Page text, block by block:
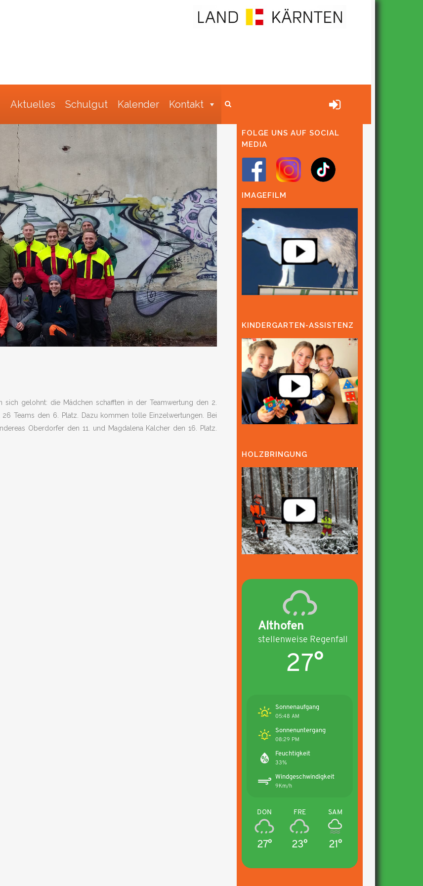
Aktuelles Schulgut Kalender Kontakt
sich gelohnt: die Mädchen schafften in der Teamwertung den 2.
Teams den 6. Platz. Dazu kommen tolle Einzelwertungen. Bei
Oberdorfer den 11. und Magdalena Kalcher den 16. Platz.
FOLGE UNS AUF SOCIAL
MEDIA
IMAGEFILM
KINDERGARTEN-ASSISTENZ
HOLZBRINGUNG
Althofen
stellenweise Regenfall
27°
Sonnenaufgang
05:48 AM
Sonnenuntergang
08:29 PM
Feuchtigkeit
33%
Windgeschwindigkeit
9Km/h
DON
27°
FRE
23°
SAM
21°